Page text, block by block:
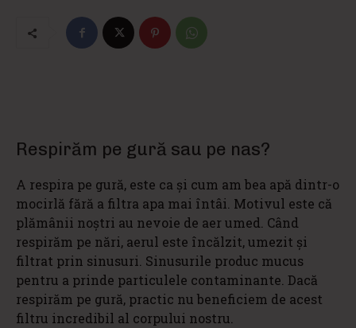
Respirăm pe gură sau pe nas?
A respira pe gură, este ca şi cum am bea apă dintr-o
mocirlă fără a filtra apa mai întâi. Motivul este că
plămânii noştri au nevoie de aer umed. Când
respirăm pe nări, aerul este încălzit, umezit şi
filtrat prin sinusuri. Sinusurile produc mucus
pentru a prinde particulele contaminante. Dacă
respirăm pe gură, practic nu beneficiem de acest
filtru incredibil al corpului nostru.